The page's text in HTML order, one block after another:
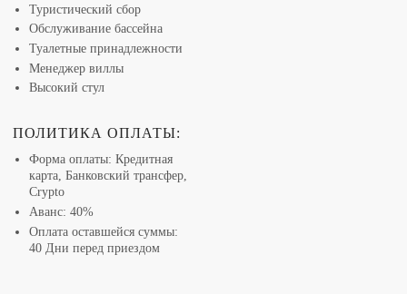
Туристический сбор
Обслуживание бассейна
Туалетные принадлежности
Менеджер виллы
Высокий стул
ПОЛИТИКА ОПЛАТЫ:
Форма оплаты: Кредитная
карта, Банковский трансфер,
Crypto
Аванс: 40%
Оплата оставшейся суммы:
40 Дни перед приездом